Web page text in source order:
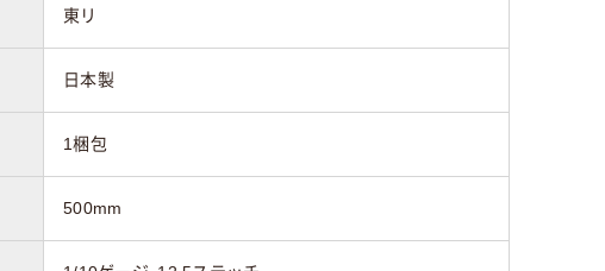
東リ
日本製
1梱包
500mm